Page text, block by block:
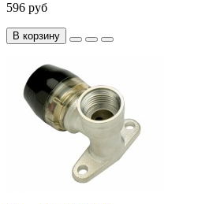
596 руб
В корзину